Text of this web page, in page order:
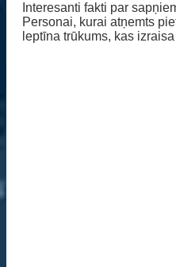
Interesanti fakti par
Personai, kurai atņemts
leptīna trūkums, kas